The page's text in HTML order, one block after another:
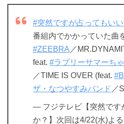
#突然ですが占ってもい
番組内でかかっていた曲
#ZEEBRA ／
feat. #ラブリーサマーち
／TIME IS OVER (feat.
ザ・なつやすみバンド ／
— フジテレビ【突然です
か？】次回は4/22(水)よる